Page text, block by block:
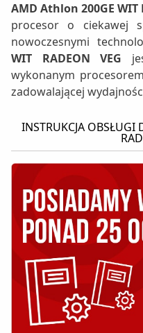
AMD Athlon 200GE WIT
procesor o ciekawej
nowoczesnymi
WIT RADEON VEG
wykonanym
zadowalającej
INSTRUKCJA